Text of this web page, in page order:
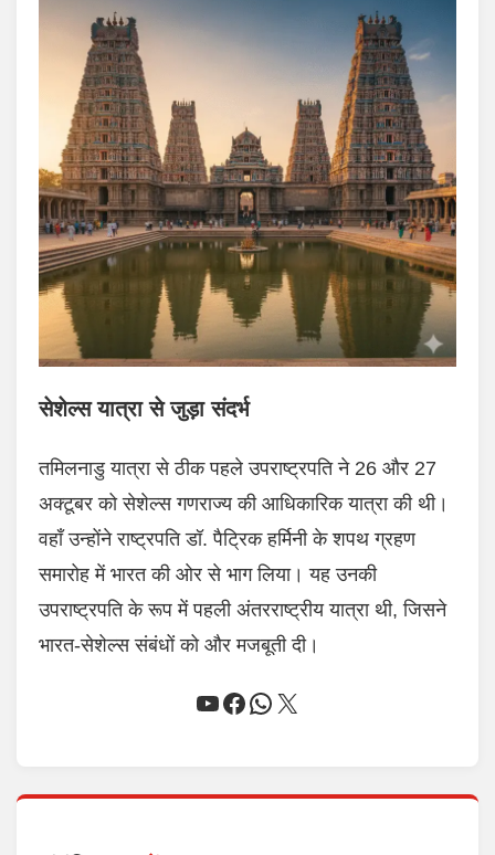
सेशेल्स यात्रा से जुड़ा संदर्भ
तमिलनाडु यात्रा से ठीक पहले उपराष्ट्रपति ने 26 और 27
अक्टूबर को सेशेल्स गणराज्य की आधिकारिक यात्रा की थी।
वहाँ उन्होंने राष्ट्रपति डॉ. पैट्रिक हर्मिनी के शपथ ग्रहण
समारोह में भारत की ओर से भाग लिया। यह उनकी
उपराष्ट्रपति के रूप में पहली अंतरराष्ट्रीय यात्रा थी, जिसने
भारत-सेशेल्स संबंधों को और मजबूती दी।
YouTube
Facebook
WhatsApp
X